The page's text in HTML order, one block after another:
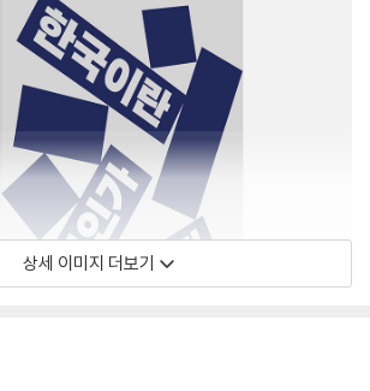
상세 이미지 더보기